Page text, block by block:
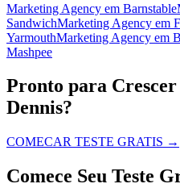
Marketing Agency em Barnstable
SandwichMarketing Agency em
YarmouthMarketing Agency em
Mashpee
Pronto para Crescer
Dennis?
COMECAR TESTE GRATIS →
Comece Seu Teste